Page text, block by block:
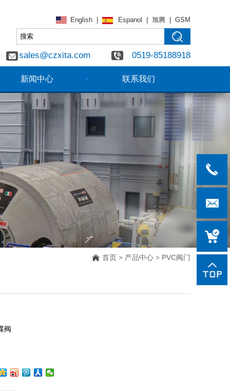
English Espanol 旭腾 GSM
sales@czxita.com 0519-85188918
新闻中心 联系我们
首页 > 产品中心 > PVC阀门
阀
0519-
85188918